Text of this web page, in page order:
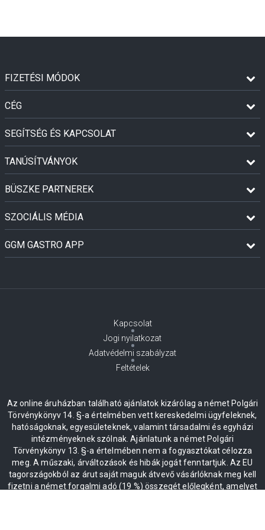
FIZETÉSI MÓDOK
CÉG
SEGÍTSÉG ÉS KAPCSOLAT
TANÚSÍTVÁNYOK
BÜSZKE PARTNEREK
SZOCIÁLIS MÉDIA
GGM GASTRO APP
Kapcsolat
Jogi nyilatkozat
Adatvédelmi szabályzat
Feltételek
Az online áruházban található ajánlatok kizárólag a német Polgári
Törvénykönyv 14. §-a értelmében vett kereskedelmi ügyfeleknek,
hatóságoknak, egyesületeknek, valamint társadalmi és egyházi
intézményeknek szólnak. Ajánlatunk a német Polgári
Törvénykönyv 13. §-a értelmében nem a fogyasztókat célozza
meg. A műszaki, árváltozások és hibák jogát fenntartjuk. Az EU
tagországokból az árut saját maguk átvevő vásárlóknak meg kell
fizetni a német forgalmi adó (19 %) összegét előlegként, amelyet